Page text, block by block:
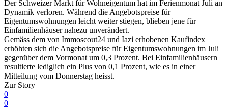
Der Schweizer Markt für Wohneigentum hat im Ferienmonat Juli an
Dynamik verloren. Während die Angebotspreise für
Eigentumswohnungen leicht weiter stiegen, blieben jene für
Einfamilienhäuser nahezu unverändert.
Gemäss dem von Immoscout24 und Iazi erhobenen Kaufindex
erhöhten sich die Angebotspreise für Eigentumswohnungen im Juli
gegenüber dem Vormonat um 0,3 Prozent. Bei Einfamilienhäusern
resultierte lediglich ein Plus von 0,1 Prozent, wie es in einer
Mitteilung vom Donnerstag heisst.
Zur Story
0
0